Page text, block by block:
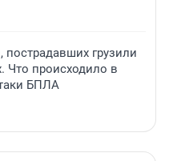
пострадавших грузили
Что происходило в
БПЛА